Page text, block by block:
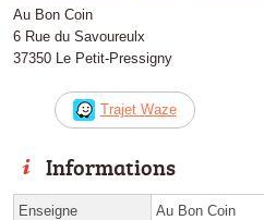
Au Bon Coin
6 Rue du Savoureulx
37350 Le Petit-Pressigny
Trajet Waze
Informations
Enseigne Au Bon Coin